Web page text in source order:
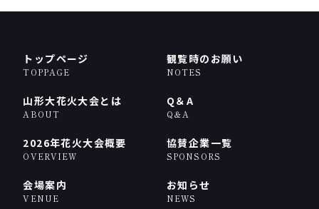
トップページ
TOPPAGE
観覧時のお願い
NOTES
山形大花火大会とは
ABOUT
Q＆A
Q＆A
2026年花火大会概要
OVERVIEW
協賛企業一覧
SPONSORS
会場案内
VENUE
お知らせ
NEWS